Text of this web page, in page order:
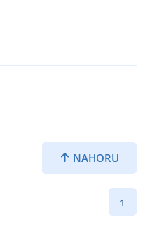
NAHORU
1